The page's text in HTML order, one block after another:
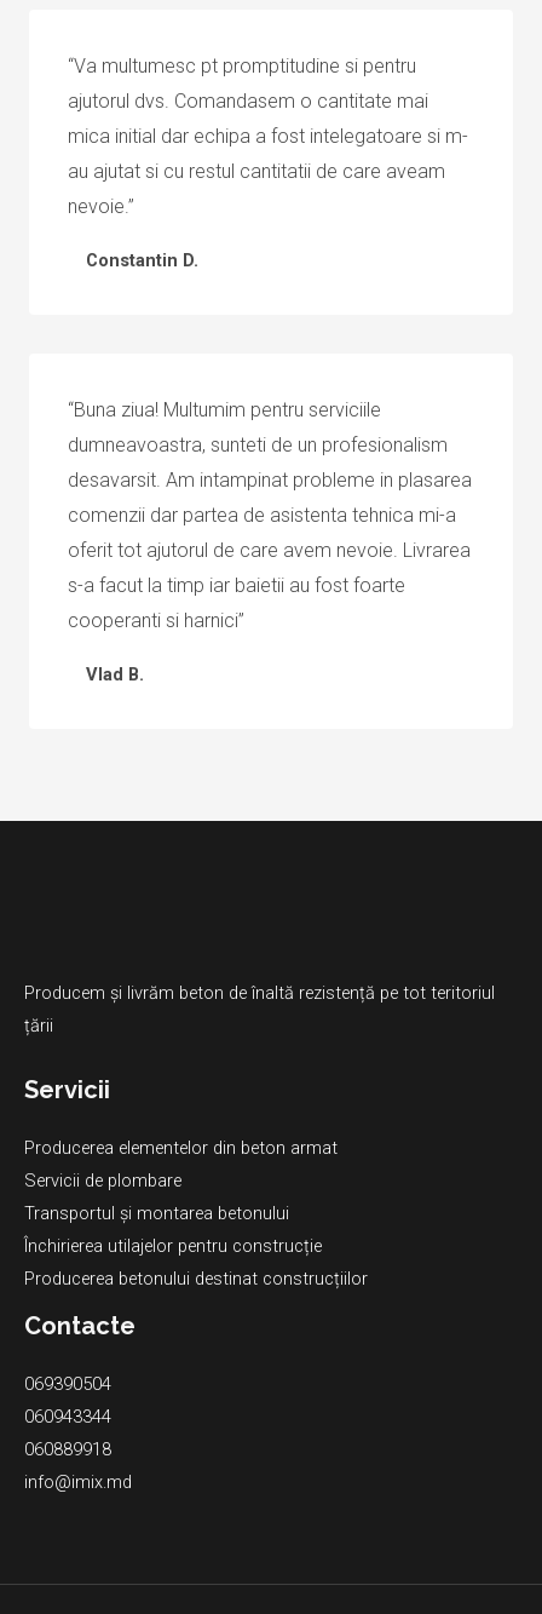
“Va multumesc pt promptitudine si pentru
ajutorul dvs. Comandasem o cantitate mai
mica initial dar echipa a fost intelegatoare si m-
au ajutat si cu restul cantitatii de care aveam
nevoie.”
Constantin D.
“Buna ziua! Multumim pentru serviciile
dumneavoastra, sunteti de un profesionalism
desavarsit. Am intampinat probleme in plasarea
comenzii dar partea de asistenta tehnica mi-a
oferit tot ajutorul de care avem nevoie. Livrarea
s-a facut la timp iar baietii au fost foarte
cooperanti si harnici”
Vlad B.
Producem și livrăm beton de înaltă rezistență pe tot teritoriul
țării
Servicii
Producerea elementelor din beton armat
Servicii de plombare
Transportul și montarea betonului
Închirierea utilajelor pentru construcție
Producerea betonului destinat construcțiilor
Contacte
069390504
060943344
060889918
info@imix.md